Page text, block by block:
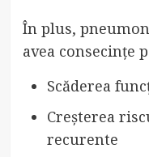
În plus,
avea consecințe
Scăderea
Creșterea
recurente